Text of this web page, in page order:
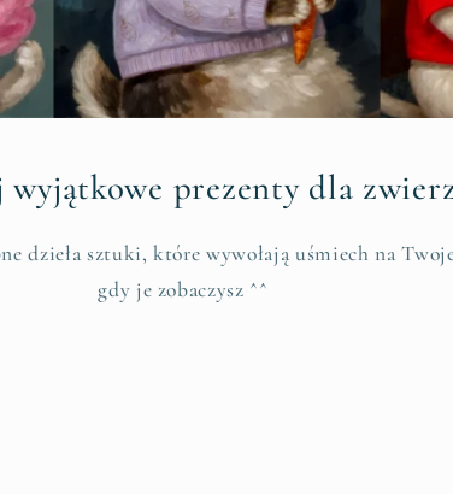
wyjątkowe prezenty dla
dzieła sztuki, które wywołają uśmiech na
gdy je zobaczysz ^^